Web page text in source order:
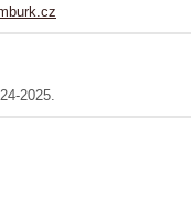
2025.